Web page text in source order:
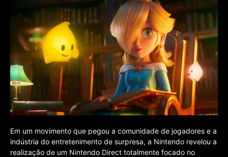
Em um movimento que pegou a comunidade de jogadores e a
indústria do entretenimento de surpresa, a Nintendo revelou a
realização de um Nintendo Direct totalmente focado no